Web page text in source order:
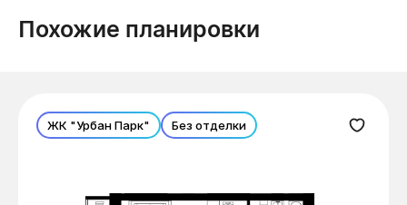
Похожие планировки
ЖК "Урбан Парк" Без отделки